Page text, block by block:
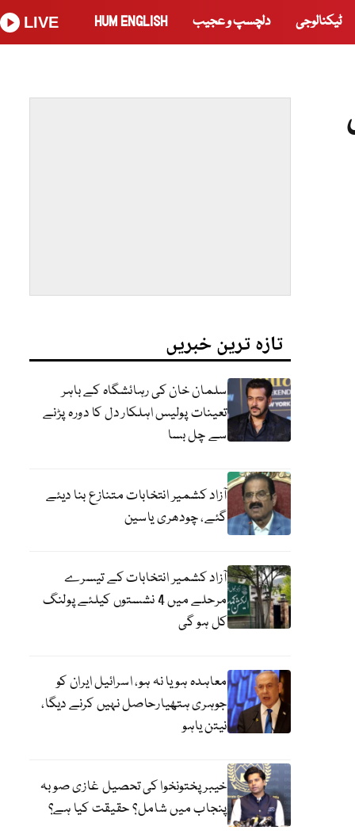
ٹیکنالوجی دلچسپ و عجیب HUM ENGLISH
LIVE
تازہ ترین خبریں
سلمان خان کی رہائشگاہ کے باہر
تعینات پولیس اہلکار دل کا دورہ پڑنے
سے چل بسا
آزاد کشمیر انتخابات متنازع بنا دیئے
گئے، چودھری یاسین
آزاد کشمیر انتخابات کے تیسرے
مرحلے میں 4 نشستوں کیلئے پولنگ
کل ہو گی
معاہدہ ہو یا نہ ہو، اسرائیل ایران کو
جوہری ہتھیارحاصل نہیں کرنے دیگا،
نیتن یاہو
خیبر پختونخوا کی تحصیل غازی صوبہ
پنجاب میں شامل؟ حقیقت کیا ہے؟